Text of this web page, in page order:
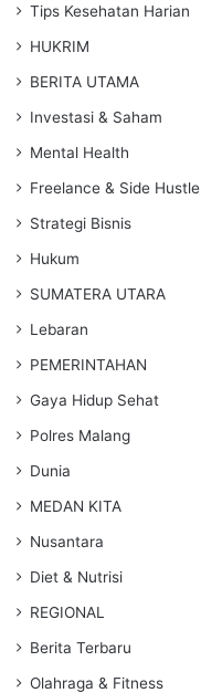
Tips Kesehatan Harian
HUKRIM
BERITA UTAMA
Investasi & Saham
Mental Health
Freelance & Side Hustle
Strategi Bisnis
Hukum
SUMATERA UTARA
Lebaran
PEMERINTAHAN
Gaya Hidup Sehat
Polres Malang
Dunia
MEDAN KITA
Nusantara
Diet & Nutrisi
REGIONAL
Berita Terbaru
Olahraga & Fitness